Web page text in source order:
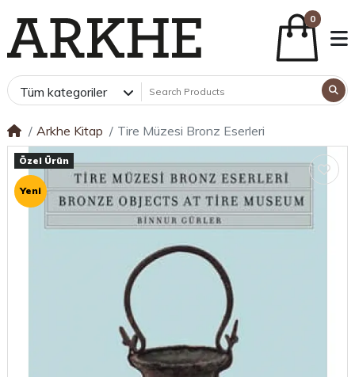
0
Tüm kategoriler
Arkhe Kitap Tire Müzesi Bronz Eserleri
Özel Ürün
Yeni